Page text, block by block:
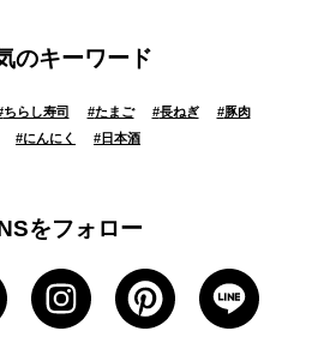
のキーワード
ちらし寿司 #たまご #長ねぎ #豚肉
#にんにく # 日本酒
をフォロー